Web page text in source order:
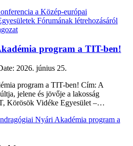
a Közép-európai
Fórumának létrehozásáról
program a TIT-ben!
2026. június 25.
program a TIT-ben! Cím: A
jelene és jövője a lakosság
Körösök Vidéke Egyesület –…
Nyári Akadémia program a